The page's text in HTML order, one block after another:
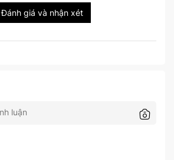
Đánh giá và nhận xét